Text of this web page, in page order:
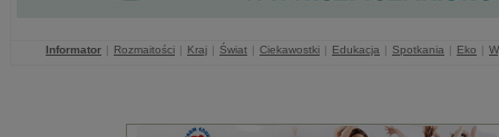
Informator | Rozmaitości | Kraj | Świat | Ciekawostki | Edukacja | Spotkania | Eko |